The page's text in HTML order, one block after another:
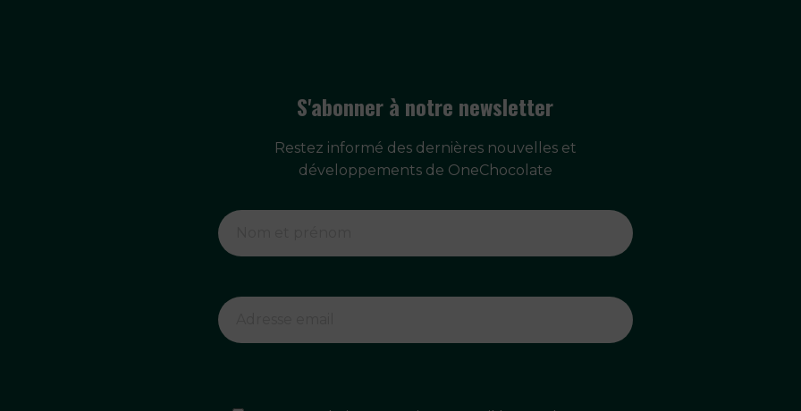
S'abonner à notre newsletter
Restez informé des dernières nouvelles et
développements de OneChocolate